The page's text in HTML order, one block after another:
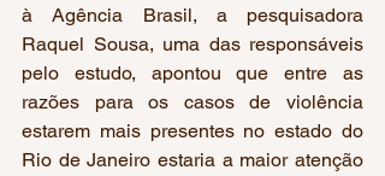
à Agência Brasil, a pesquisadora
Raquel Sousa, uma das responsáveis
pelo estudo, apontou que entre as
razões para os casos de violência
estarem mais presentes no estado do
Rio de Janeiro estaria a maior atenção